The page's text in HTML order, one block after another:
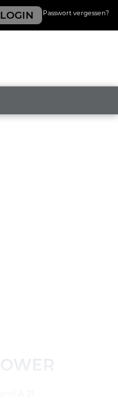
Passwort vergessen?
LOGIN